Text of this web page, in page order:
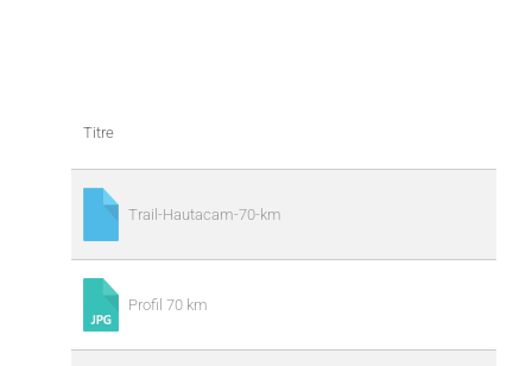
Titre
Trail-Hautacam-70-km
Profil 70 km